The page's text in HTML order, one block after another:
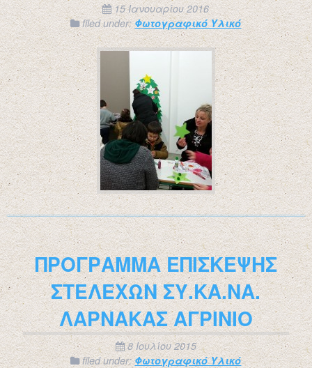
15 Ιανουαρίου 2016
filed under:Φωτογραφικό Υλικό
ΠΡΟΓΡΑΜΜΑ ΕΠΙΣΚΕΨΗΣ
ΣΤΕΛΕΧΩΝ ΣΥ.ΚΑ.ΝΑ.
ΛΑΡΝΑΚΑΣ ΑΓΡΙΝΙΟ
8 Ιουλίου 2015
filed under:Φωτογραφικό Υλικό